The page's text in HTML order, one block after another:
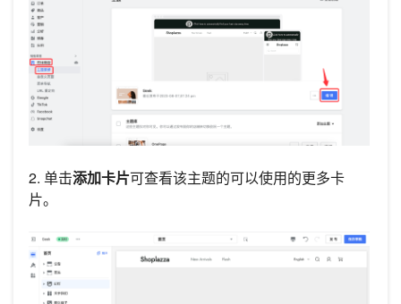
2. 单击添加卡片可查看该主题的可以使用的更多卡
片。